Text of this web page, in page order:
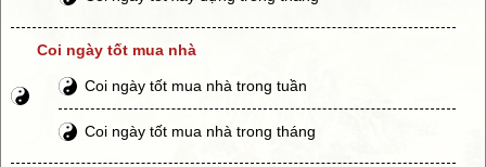
Coi ngày tốt mua nhà
Coi ngày tốt mua nhà trong tuần
Coi ngày tốt mua nhà trong tháng